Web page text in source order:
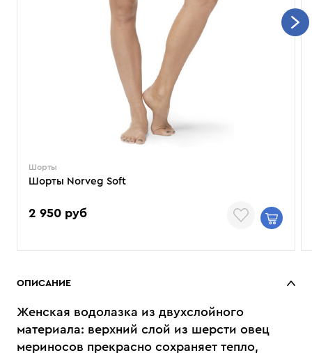
Шорты
Шорты Norveg Soft
2 950 руб
ОПИСАНИЕ
Женская водолазка из двухслойного
материала: верхний слой из шерсти овец
мериносов прекрасно сохраняет тепло,